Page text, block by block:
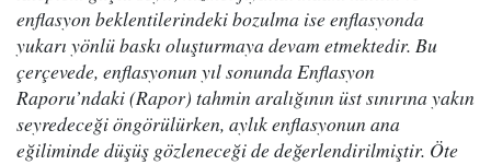
enflasyon beklentilerindeki bozulma ise enflasyonda
yukarı yönlü baskı oluşturmaya devam etmektedir. Bu
çerçevede, enflasyonun yıl sonunda Enflasyon
Raporu’ndaki (Rapor) tahmin aralığının üst sınırına yakın
seyredeceği öngörülürken, aylık enflasyonun ana
eğiliminde düşüş gözleneceği de değerlendirilmiştir. Öte